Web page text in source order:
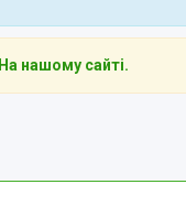
На нашому сайті.